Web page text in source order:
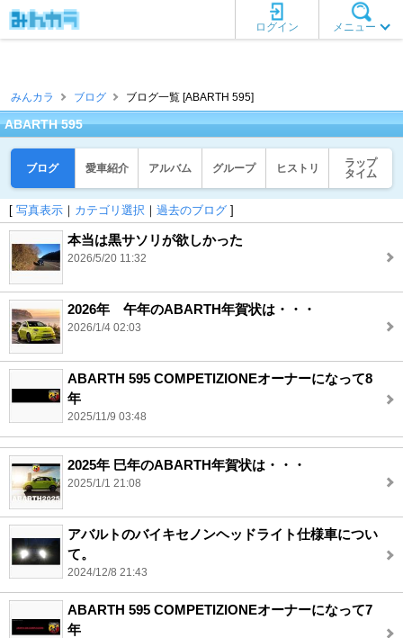
メニュー
ログイン
みんカラ ブログ ブログ一覧 [ABARTH 595]
ABARTH 595
ブログ 愛車紹介 アルバム グループ ヒストリ
ラップ
タイム
[ 写真表示 ｜ カテゴリ選択 ｜ 過去のブログ ]
本当は黒サソリが欲しかった
2026/5/20 11:32
2026年 午年のABARTH年賀状は・・・
2026/1/4 02:03
ABARTH 595 COMPETIZIONEオーナーになって8
年
2025/11/9 03:48
2025年 巳年のABARTH年賀状は・・・
2025/1/1 21:08
アバルトのバイキセノンヘッドライト仕様車につい
て。
2024/12/8 21:43
ABARTH 595 COMPETIZIONEオーナーになって7
年